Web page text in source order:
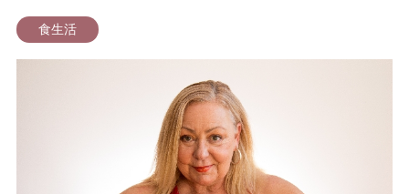
食生活